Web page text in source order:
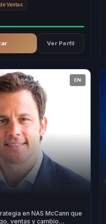
Ventas
Ver Perfil
EN
en NAS McCann que
ventas y cambio